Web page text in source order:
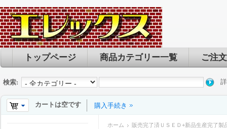
トップページ 商品カテゴリー一覧 ご注
検索:
カートは空です 購入手続き
ホーム
販売完了済ＵＳＥＤ+新品生産完了製